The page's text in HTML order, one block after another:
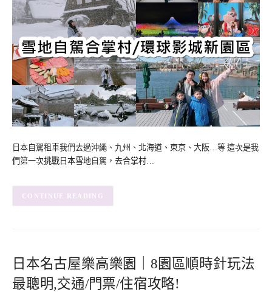
日本自駕租車我們去過沖繩、九州、北海道、東京、大阪…等 這次是我
們第一次挑戰日本雪地自駕，去合掌村…
CONTINUE READING
日本名古屋樂高樂園｜8園區順時針玩法
最聰明,交通/門票/住宿攻略!